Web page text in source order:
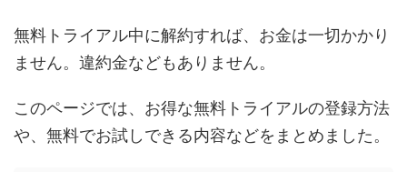
無料トライアル中に解約すれば、お金は一切かかり
ません。違約金などもありません。
このページでは、お得な無料トライアルの登録方法
や、無料でお試しできる内容などをまとめました。